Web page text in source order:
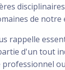
de notre
rappelle
d'un tout
professionnel